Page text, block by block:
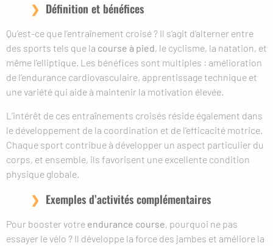
Définition et bénéfices
Qu’est-ce que l’entraînement croisé ? Il s’agit d’alterner entre
des sports tels que la course à pied, le cyclisme, la natation, et
même l’elliptique. Les bénéfices sont multiples : amélioration
de l’endurance cardiovasculaire, apprentissage technique et
une variété qui aide à maintenir la motivation élevée.
L’intérêt de ces entraînements croisés réside également dans
le développement de la coordination et de l’efficacité motrice.
Chaque sport contribue à développer un aspect particulier du
corps, et ensemble, ils favorisent une excellente condition
physique globale.
Exemples d’activités complémentaires
Pour booster votre endurance course, pourquoi ne pas
essayer le vélo ? Il développe la force des jambes et améliore la